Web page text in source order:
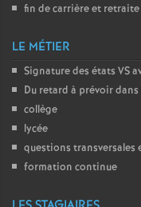
fin de carrière et retraite
LE MÉTIER
Signature des états VS
Du retard à prévoir
collège
lycée
questions transversales
formation continue